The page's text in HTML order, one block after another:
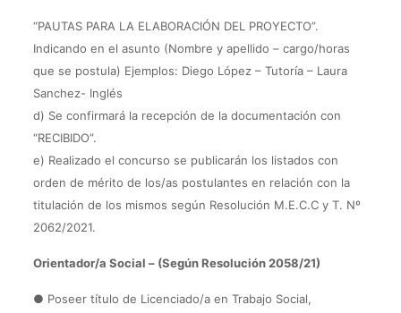
“PAUTAS PARA LA ELABORACIÓN DEL PROYECTO”.
Indicando en el asunto (Nombre y apellido – cargo/horas
que se postula) Ejemplos: Diego López – Tutoría – Laura
Sanchez- Inglés
d) Se confirmará la recepción de la documentación con
“RECIBIDO”.
e) Realizado el concurso se publicarán los listados con
orden de mérito de los/as postulantes en relación con la
titulación de los mismos según Resolución M.E.C.C y T. Nº
2062/2021.
Orientador/a Social – (Según Resolución 2058/21)
● Poseer título de Licenciado/a en Trabajo Social,